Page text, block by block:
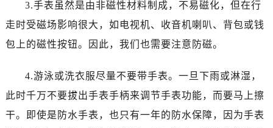
3.手表虽然是由非磁性材料制成，不易磁化，但在行
走时受磁场影响很大，如电视机、收音机喇叭、背包或钱
包上的磁性按钮。因此，我们也需要注意防磁。
4.游泳或洗衣服尽量不要带手表。一旦下雨或淋湿，
此时千万不要拔出手表手柄来调节手表功能，而要马上擦
干。即使是防水手表，也只有一年的防水保障，因为手表